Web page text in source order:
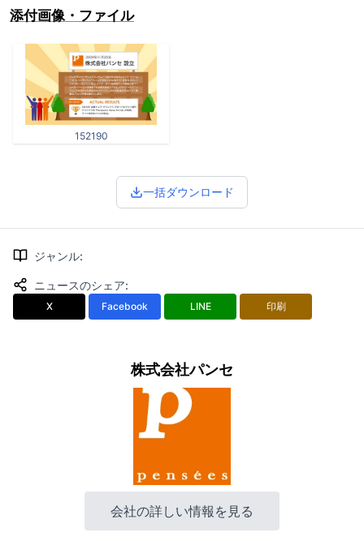
添付画像・ファイル
152190
一括ダウンロード
ジャンル:
ニュースのシェア:
X Facebook LINE 印刷
株式会社パンセ
会社の詳しい情報を見る